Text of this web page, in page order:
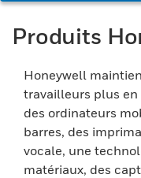
Produits
Honeywell
travailleurs plus
des ordinateurs
barres, des
vocale, une
matériaux, des